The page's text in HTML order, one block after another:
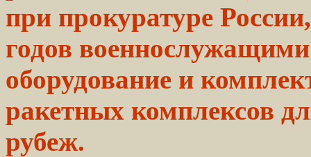
при прокуратуре
годов
оборудование и
ракетных комплексов
рубеж.